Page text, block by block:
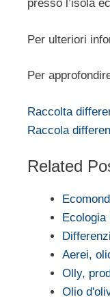
presso l’isola
Per ulteriori
Per
Raccolta
Raccola
Related
Aerei,
Olly,
Olio